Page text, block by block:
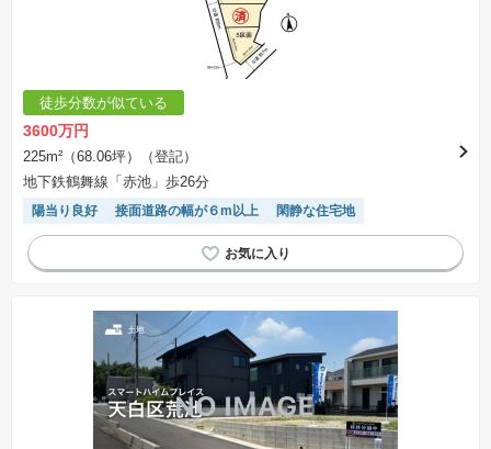
徒歩分数が似ている
3600万円
225m²（68.06坪）（登記）
地下鉄鶴舞線「赤池」歩26分
陽当り良好 接面道路の幅が６m以上 閑静な住宅地